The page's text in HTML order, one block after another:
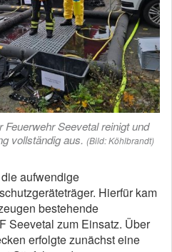
Seevetal reinigt und
vollständig aus. (Bild: Köhlbrandt)
aufwendige
Hierfür kam
bestehende
Seevetal zum Einsatz. Über
erfolgte zunächst eine